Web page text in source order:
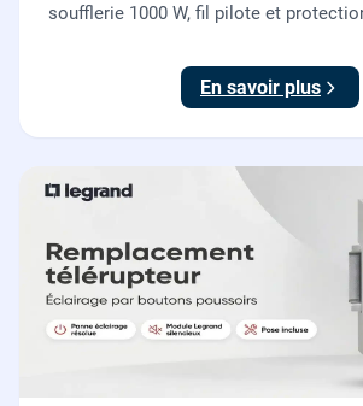
soufflerie 1000 W, fil pilote et
En savoir plus